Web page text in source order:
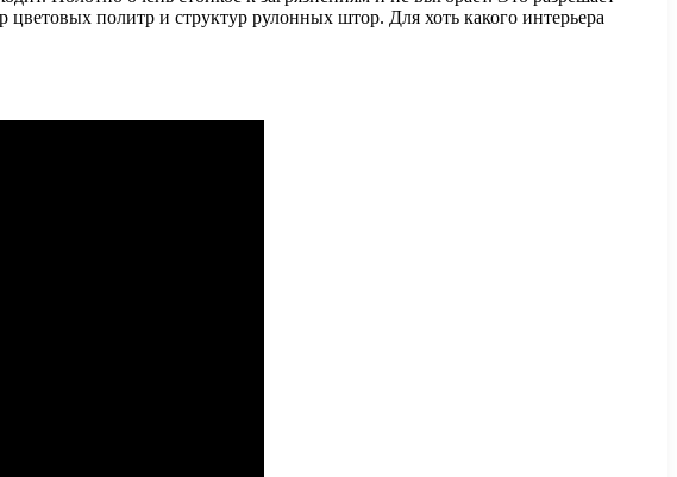
политр и структур рулонных штор. Для хоть какого интерьера